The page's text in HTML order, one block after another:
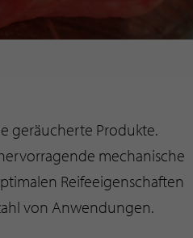
geräucherte Produkte.
mechanische
Reifeeigenschaften
von Anwendungen.